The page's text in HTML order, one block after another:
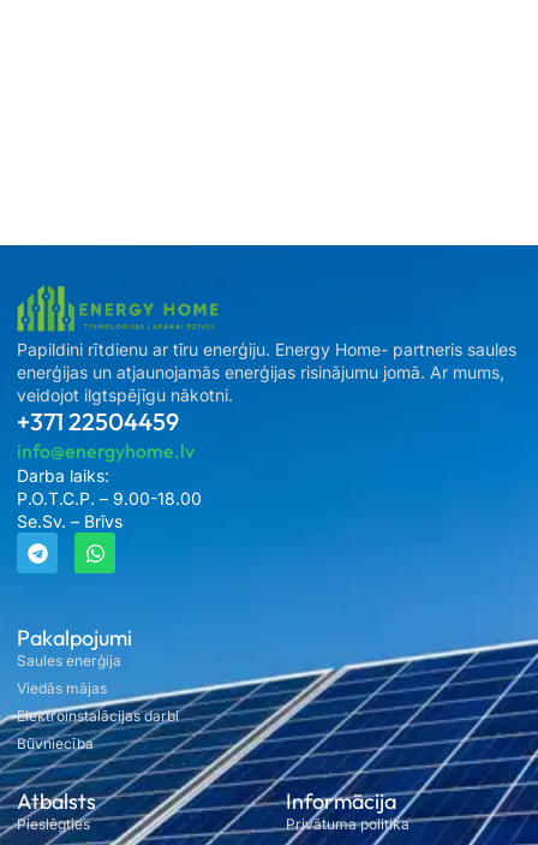
Pakalpojumi
Saules enerģija
Viedās mājas
Elektroinstalācijas darbi
Būvniecība
Atbalsts
Pieslēgties
Informācija
Privātuma politika
Papildini rītdienu ar tīru enerģiju. Energy Home- partneris saules
enerģijas un atjaunojamās enerģijas risinājumu jomā. Ar mums,
veidojot ilgtspējīgu nākotni.
+371 22504459
info@energyhome.lv
Darba laiks:
P.O.T.C.P. – 9.00-18.00
Se.Sv. – Brīvs